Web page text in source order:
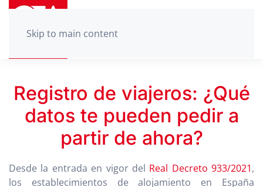
Skip to main content
Registro de viajeros: ¿Qué
datos te pueden pedir a
partir de ahora?
Desde la entrada en vigor del Real Decreto 933/2021,
los establecimientos de alojamiento en España